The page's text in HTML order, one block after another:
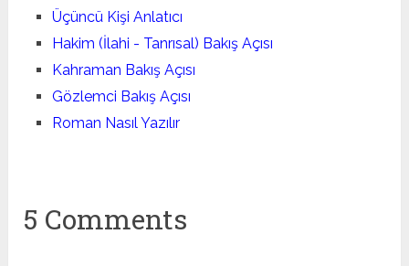
Üçüncü Kişi Anlatıcı
Hakim (İlahi - Tanrısal) Bakış Açısı
Kahraman Bakış Açısı
Gözlemci Bakış Açısı
Roman Nasıl Yazılır
5 Comments